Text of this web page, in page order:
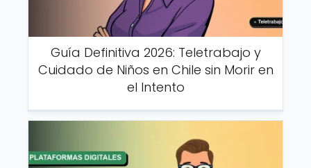
Guía Definitiva 2026: Teletrabajo y
Cuidado de Niños en Chile sin Morir en
el Intento